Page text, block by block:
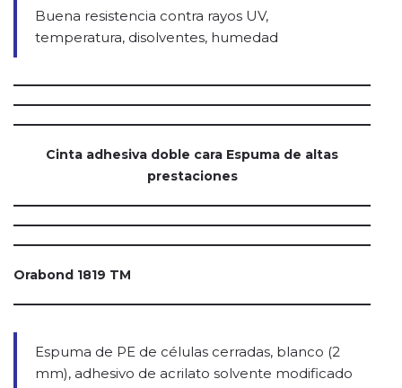
Buena resistencia contra rayos UV,
temperatura, disolventes, humedad
Cinta adhesiva doble cara Espuma de altas
prestaciones
Orabond 1819 TM
Espuma de PE de células cerradas, blanco (2
mm), adhesivo de acrilato solvente modificado